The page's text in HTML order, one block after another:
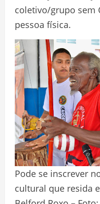
coletivo/grupo sem
pessoa física.
Pode se inscrever
cultural que resida